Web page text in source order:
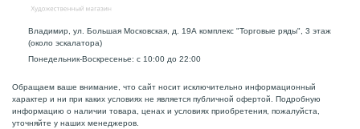
Владимир, ул. Большая Московская, д. 19А комплекс "Торговые ряды", 3 этаж
(около эскалатора)
Понедельник-Воскресенье: с 10:00 до 22:00
Обращаем ваше внимание, что сайт носит исключительно информационный
характер и ни при каких условиях не является публичной офертой. Подробную
информацию о наличии товара, ценах и условиях приобретения, пожалуйста,
уточняйте у наших менеджеров.